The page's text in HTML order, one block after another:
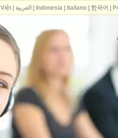
Việt| العربية Indonesia| Italiano| 한국어